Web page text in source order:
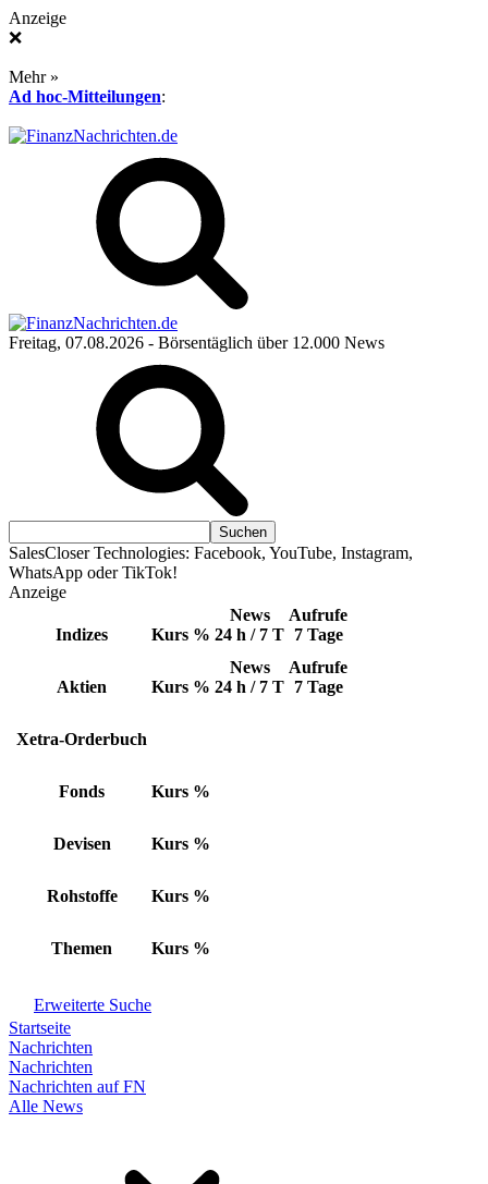
Anzeige
❌
Mehr »
Ad hoc-Mitteilungen:
Freitag, 07.08.2026 - Börsentäglich über 12.000 News
SalesCloser Technologies: Facebook, YouTube, Instagram,
WhatsApp oder TikTok!
Anzeige
Indizes Kurs %
News
24 h / 7 T
Aufrufe
7 Tage
Aktien Kurs %
News
24 h / 7 T
Aufrufe
7 Tage
Xetra-Orderbuch
Fonds Kurs %
Devisen Kurs %
Rohstoffe Kurs %
Themen Kurs %
Erweiterte Suche
Startseite
Nachrichten
Nachrichten
Nachrichten auf FN
Alle News